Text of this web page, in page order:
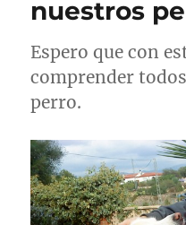
nuestros
Espero que con
comprender
perro.